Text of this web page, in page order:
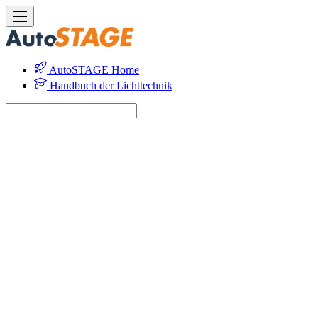
AutoSTAGE Home
Handbuch der Lichttechnik